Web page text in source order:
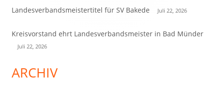
Landesverbandsmeistertitel für SV Bakede Juli 22, 2026
Kreisvorstand ehrt Landesverbandsmeister in Bad Münder
Juli 22, 2026
ARCHIV